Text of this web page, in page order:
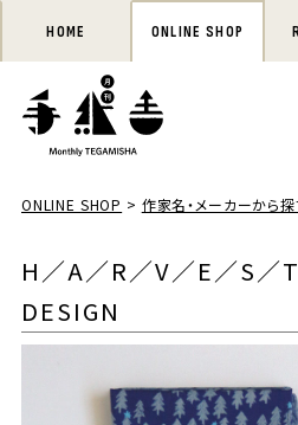
HOME ONLINE SHOP
ONLINE SHOP 作家名・メーカーから探
H／A／R／V／E／S／
DESIGN